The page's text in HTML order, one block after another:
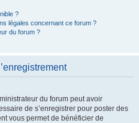
?
légales concernant ce forum ?
du forum ?
du forum peut avoir
de s’enregistrer pour poster des
vous permet de bénéficier de